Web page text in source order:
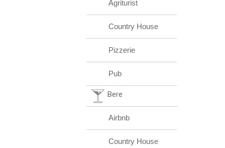
Agriturist
Country House
Pizzerie
Pub
Bere
Airbnb
Country House